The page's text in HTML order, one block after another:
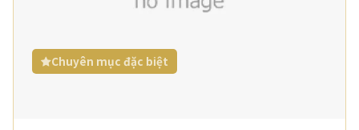
Chuyên mục đặc biệt